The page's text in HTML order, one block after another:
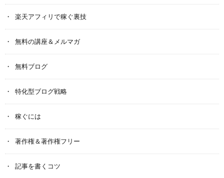
楽天アフィリで稼ぐ裏技
無料の講座＆メルマガ
無料ブログ
特化型ブログ戦略
稼ぐには
著作権＆著作権フリー
記事を書くコツ